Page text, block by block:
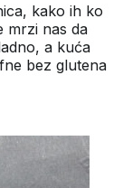
kako ih ko
mrzi nas da
a kuća
bez glutena